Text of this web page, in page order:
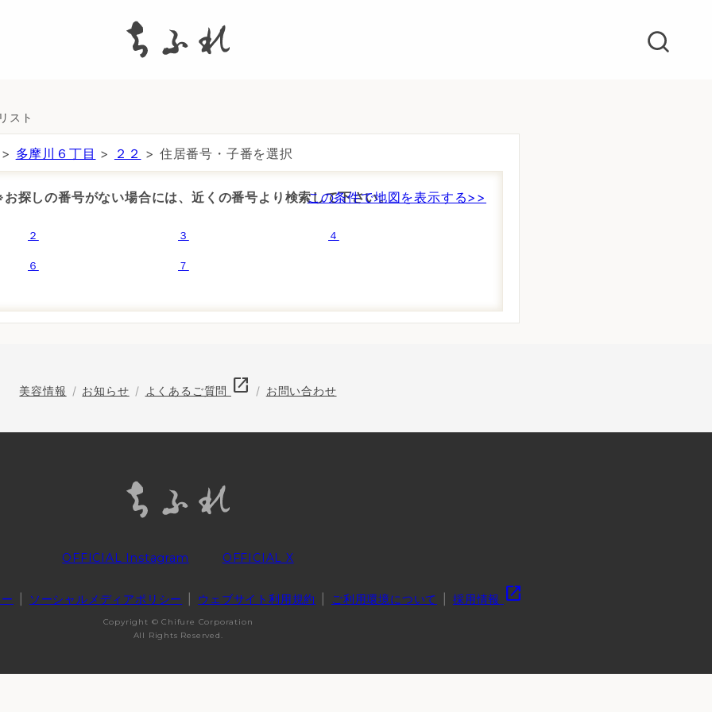
スト
> 多摩川６丁目 > ２２ > 住居番号・子番を選択
探しの番号がない場合には、近くの番号より検索して下さい。この条件で地図を表示する>>
２ ３ ４
６ ７
美容情報 お知らせ よくあるご質問 open_in_new お問い合わせ
OFFICIAL Instagram OFFICIAL X
ソーシャルメディアポリシー ウェブサイト利用規約 ご利用環境について 採用情報 open_in_new
Copyright © Chifure Corporation
All Rights Reserved.